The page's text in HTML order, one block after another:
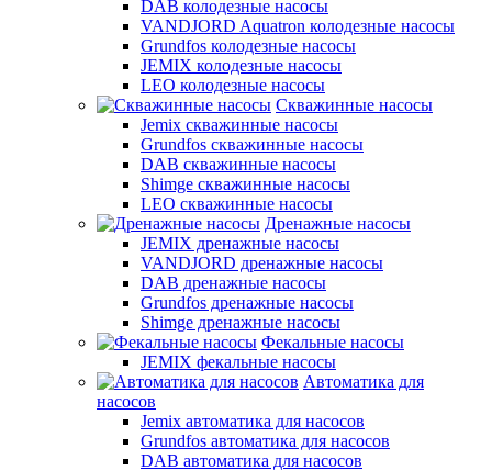
DAB колодезные насосы
VANDJORD Aquatron колодезные насосы
Grundfos колодезные насосы
JEMIX колодезные насосы
LEO колодезные насосы
Скважинные насосы
Jemix cкважинные насосы
Grundfos скважинные насосы
DAB скважинные насосы
Shimge скважинные насосы
LEO скважинные насосы
Дренажные насосы
JEMIX дренажные насосы
VANDJORD дренажные насосы
DAB дренажные насосы
Grundfos дренажные насосы
Shimge дренажные насосы
Фекальные насосы
JEMIX фекальные насосы
Автоматика для
насосов
Jemix автоматика для насосов
Grundfos автоматика для насосов
DAB автоматика для насосов